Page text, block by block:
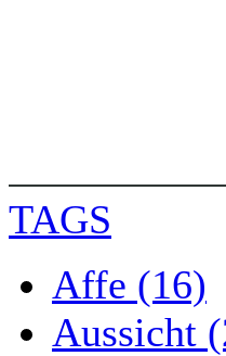
TAGS
Affe (16)
Aussicht